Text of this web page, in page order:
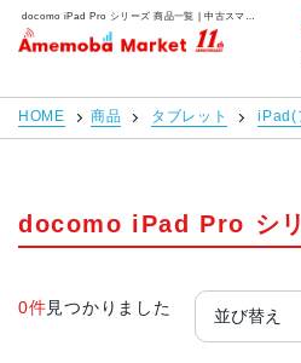
アメモバマーケット
HOME 商品 タブレット iPad(
docomo iPad Pro シ
0件見つかりました